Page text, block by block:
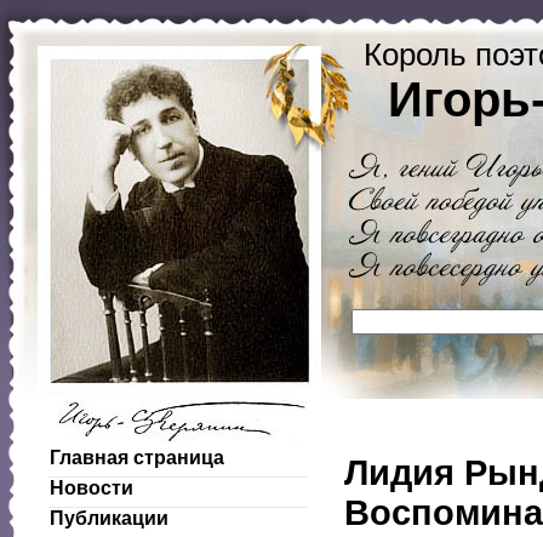
Король
Главная страница
Новости
Публикации
Лидия